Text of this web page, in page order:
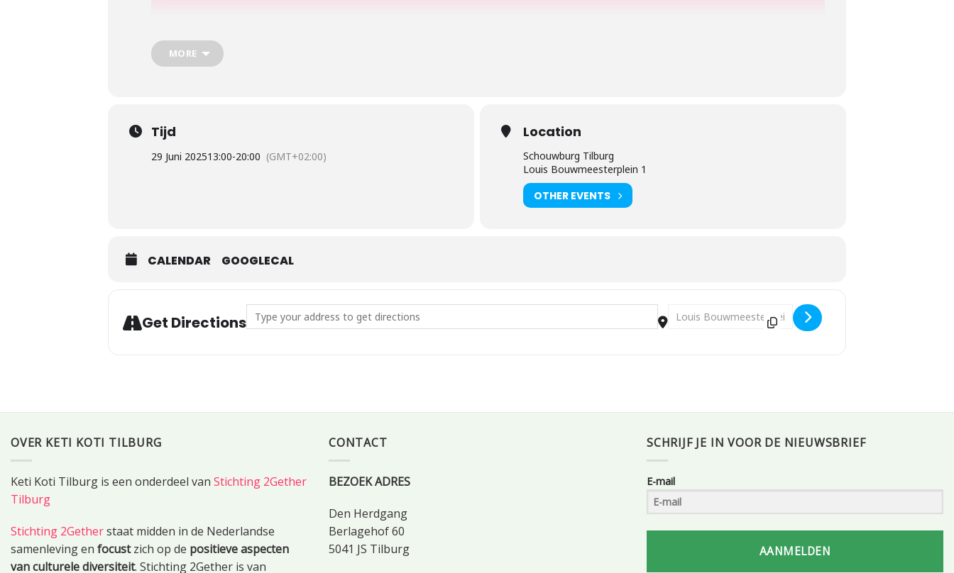
MORE
Tijd
29 Juni 202513:00-20:00 (GMT+02:00)
Location
Schouwburg Tilburg
Louis Bouwmeesterplein 1
OTHER EVENTS
CALENDAR GOOGLECAL
Get Directions
Address - Keti Koti 2025 Viering Tilburg 29 juni [TQETicRKe] Destination Address - Keti Koti 2025 Viering Tilburg 29 juni
OVER KETI KOTI TILBURG
Keti Koti Tilburg is een onderdeel van Stichting 2Gether
Tilburg
Stichting 2Getherstaat midden in de Nederlandse
samenleving en focustzich op de positieve aspecten
van culturele diversiteit. Stichting 2Gether is van
CONTACT
BEZOEK ADRES
Den Herdgang
Berlagehof 60
5041 JS Tilburg
SCHRIJF JE IN VOOR DE NIEUWSBRIEF
E-mail
AANMELDEN